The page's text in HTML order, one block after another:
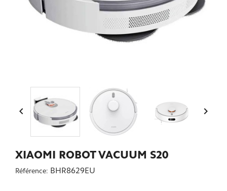
 
XIAOMI ROBOT VACUUM S20
Référence: BHR8629EU